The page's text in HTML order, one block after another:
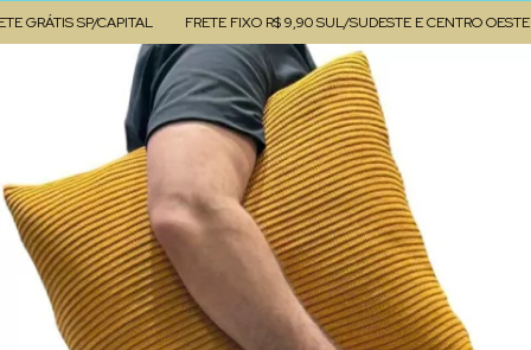
GRÁTIS SP/CAPITAL FRETE FIXO R$ 9,90 SUL/SUDESTE E CENTRO OESTE